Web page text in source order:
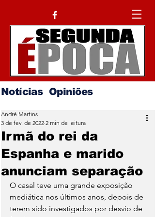
Notícias Opiniões
Irmã do rei da
Espanha e marido
anunciam separação
André Martins
3 de fev. de 2022 2 min de leitura
O casal teve uma grande exposição
mediática nos últimos anos, depois de
terem sido investigados por desvio de